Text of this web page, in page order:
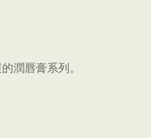
潤唇膏系列。